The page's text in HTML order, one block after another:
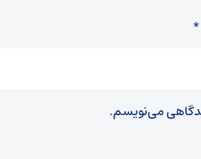
*
می‌نویسم.